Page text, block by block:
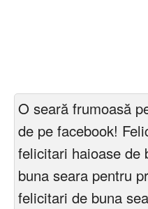
O seară frumoasă
de pe facebook!
felicitari haioase de
buna seara pentru
felicitari de buna